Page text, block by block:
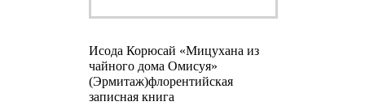
Исода Корюсай «Мицухана из
чайного дома Омисуя»
(Эрмитаж)флорентийская
записная книга